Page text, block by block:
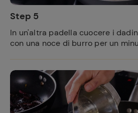
Step 5
In un'altra padella cuocere i
con una noce di burro per un